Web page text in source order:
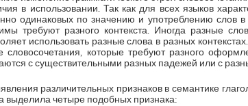
в использовании. Так как для всех языков
одинаковых по значению и употреблению слов
требуют разного контекста. Иногда разные
использовать разные слова в разных
которые требуют разного
с существительными разных падежей или с
различительных признаков в семантике
четыре подобных признака: